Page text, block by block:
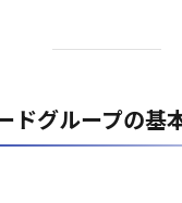
ドグループの基